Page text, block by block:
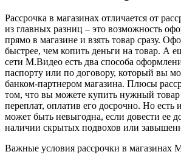
Рассрочка в магазинах отличается от
из главных разниц – это возможность
прямо в магазине и взять товар сразу.
быстрее, чем копить деньги на товар. А
сети М.Видео есть два способа
паспорту или по договору, который вы
банком-партнером магазина. Плюсы
том, что вы можете купить нужный товар
переплат, оплатив его досрочно. Но есть
может быть невыгодна, если довести ее
наличии скрытых подвохов или
Важные условия рассрочки в магазинах